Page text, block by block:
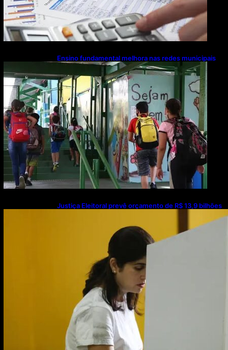
Ensino fundamental melhora nas redes municipais
Justiça Eleitoral prevê orçamento de R$ 13,9 bilhões